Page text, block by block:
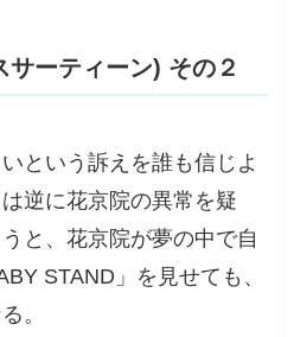
ーティーン) その２
という訴えを誰も信じよ
逆に花京院の異常を疑
と、花京院が夢の中で自
STAND」を見せても、
。